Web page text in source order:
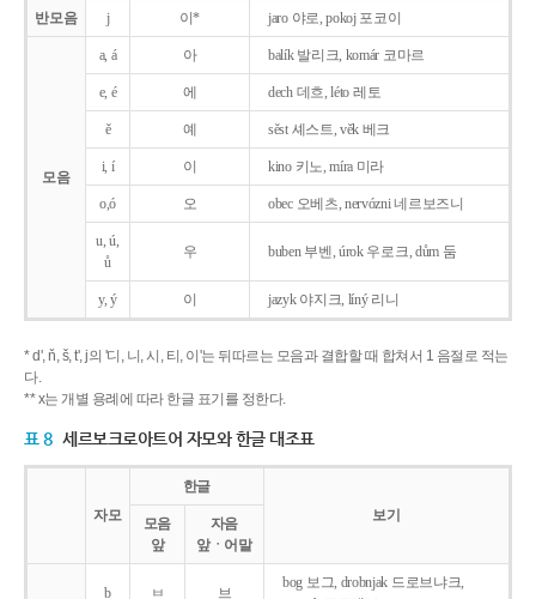
반모음 j 이* jaro 야로, pokoj 포코이
모음
a, á 아 balík 발리크, komár 코마르
e, é 에 dech 데흐, léto 레토
ě 예 sěst 셰스트, věk 베크
i, í 이 kino 키노, míra 미라
o,ó 오 obec 오베츠, nervózni 네르보즈니
u, ú,
ů
우 buben 부벤, úrok 우로크, dům 둠
y, ý 이 jazyk야지크, líný 리니
* d', ň, š, t', j의 '디, 니, 시, 티, 이'는 뒤따르는 모음과 결합할 때 합쳐서 1 음절로 적는
다.
** x는 개별 용례에 따라 한글 표기를 정한다.
표 8 세르보크로아트어 자모와 한글 대조표
자모
한글
보기
모음
앞
자음
앞ㆍ어말
b ㅂ 브
bog 보그, drobnjak 드로브냐크,